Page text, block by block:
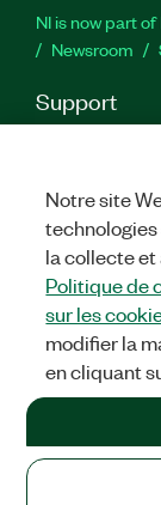
NI is now part
Newsroom
Support
Feedback
United
LEGAL|IMPRINT
©2026NATIONAL
+1 877 388 1952
Notre site
technologies
la collecte et
Politique de
sur les
modifier la
en cliquant